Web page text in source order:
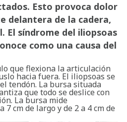
Esto provoca dolor
delantera de la cadera,
El síndrome del iliopsoas
como una causa del
que flexiona la articulación
hacia fuera. El iliopsoas se
tendón. La bursa situada
que todo se deslice con
La bursa mide
7 cm de largo y de 2 a 4 cm de